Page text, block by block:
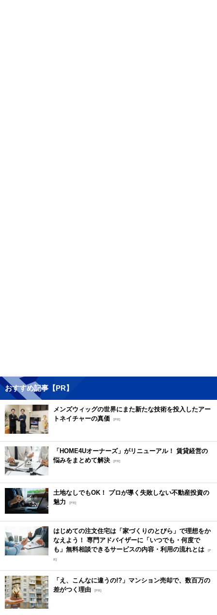
おすすめ記事【PR】
メンズウィッグの世界にまた新たな技術を投入したアー
トネイチャーの真価
[PR]
「HOME4Uオーナーズ」がリニューアル！ 賃貸経営の
悩みをまとめて解決 [PR]
土地なしでもOK！ プロが導く失敗しない不動産投資の
魅力
[PR]
はじめての注文住宅は「家づくりのとびら」で理想をか
なえよう！ 専門アドバイザーに「いつでも・何度で
も」無料相談できるサービスの内容・利用の流れとは [P
R]
「え、こんなに違うの!?」マンション売却で、数百万の
差がつく理由 [PR]